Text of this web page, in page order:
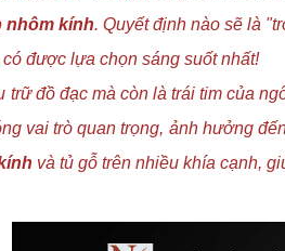
nhôm kính. Quyết định nào sẽ là
được lựa chọn sáng suốt nhất!
trữ đồ đạc mà còn là trái tim của
vai trò quan trọng, ảnh hưởng
và tủ gỗ trên nhiều khía cạnh,